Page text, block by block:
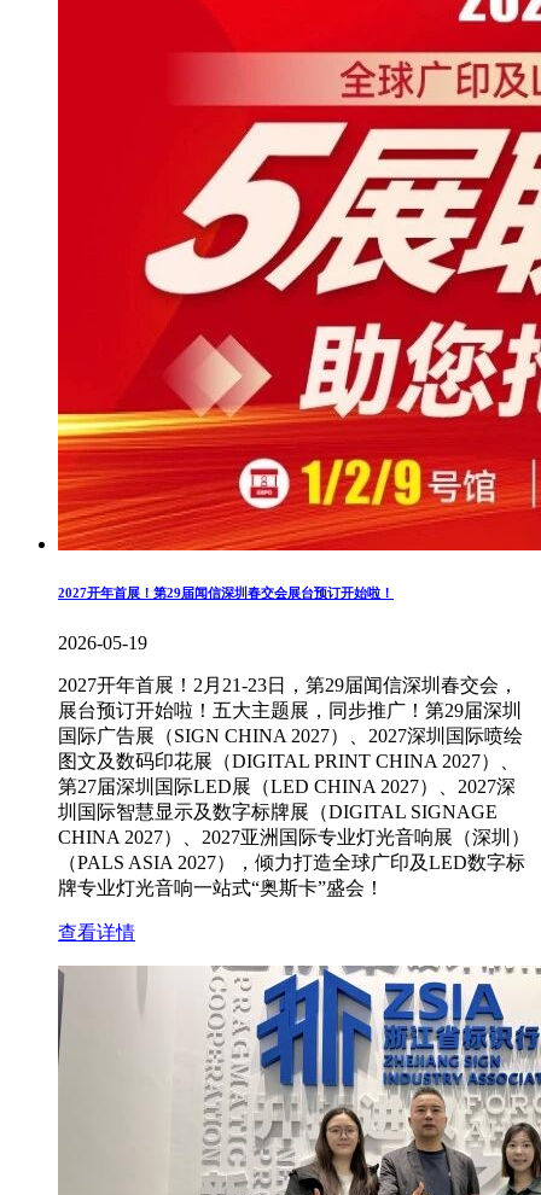
2027开年首展！第29届闻信深圳春交会展台预订开始啦！
2026-05-19
2027开年首展！2月21-23日，第29届闻信深圳春交会，
展台预订开始啦！五大主题展，同步推广！第29届深圳
国际广告展（SIGN CHINA 2027）、2027深圳国际喷绘
图文及数码印花展（DIGITAL PRINT CHINA 2027）、
第27届深圳国际LED展（LED CHINA 2027）、2027深
圳国际智慧显示及数字标牌展（DIGITAL SIGNAGE
CHINA 2027）、2027亚洲国际专业灯光音响展（深圳）
（PALS ASIA 2027），倾力打造全球广印及LED数字标
牌专业灯光音响一站式“奥斯卡”盛会！
查看详情